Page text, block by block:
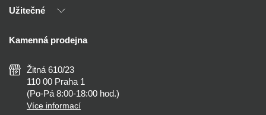
Kontakty
Výhody T-LED
Montáž
Nejčastější dotazy
Než koupíte
Osvětlení dle místnosti
Užitečné
Reklamace a vrácení
Zásady ochrany soukromí
Nastavení cookies
Prohlášení o přístupnosti
Kamenná prodejna
Žitná 610/23
110 00 Praha 1
(Po-Pá 8:00-18:00 hod.)
Více informací